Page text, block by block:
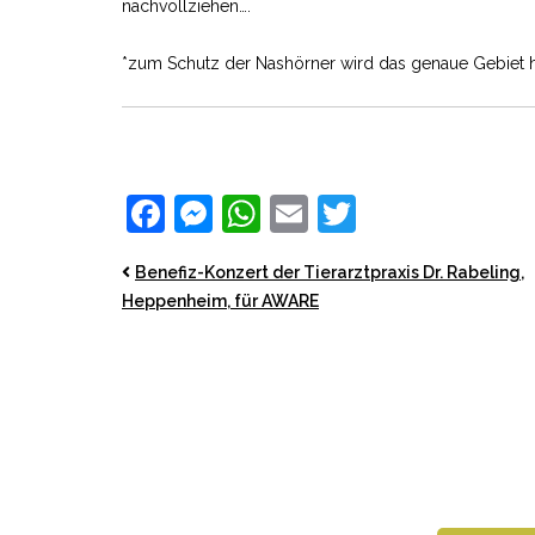
nachvollziehen….
*zum Schutz der Nashörner wird das genaue Gebiet
Facebook
Messenger
WhatsApp
Email
Benefiz-Konzert der Tierarztpraxis Dr. Rabeling,
Heppenheim, für AWARE